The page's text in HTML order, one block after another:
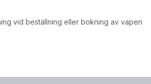
vid beställning eller bokning av vapen